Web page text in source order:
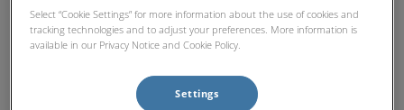
Chirurgie
Elektrokardiogramm (EKG)
Futtermittelberatung
Select “Cookie Settings” for more information about the use of cookies and
tracking technologies and to adjust your preferences. More information is
available in our Privacy Notice and Cookie Policy.
Settings